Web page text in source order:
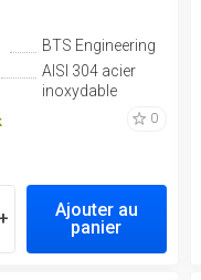
BTS Engineering
AISI 304 acier
inoxydable
0
+
Ajouter au
panier